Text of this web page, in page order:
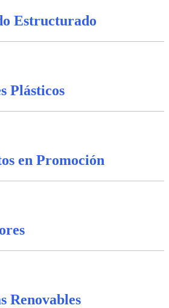
Estructurado
Plásticos
en Promoción
Renovables